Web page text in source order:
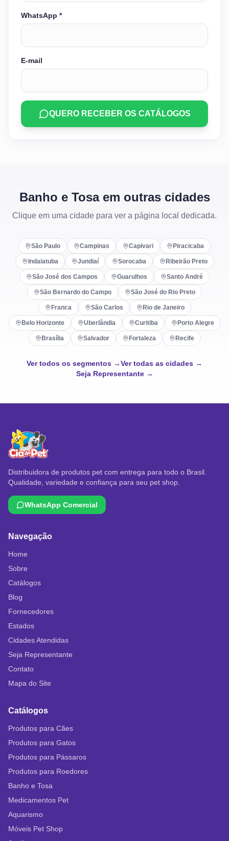
WhatsApp *
E-mail
QUERO RECEBER OS CATÁLOGOS
Banho e Tosa em outras cidades
Clique em uma cidade para ver a página local dedicada.
São Paulo Campinas Capivari Piracicaba
Indaiatuba Jundiaí Sorocaba Ribeirão Preto
São José dos Campos Guarulhos Santo André
São Bernardo do Campo São José do Rio Preto
Franca São Carlos Rio de Janeiro
Belo Horizonte Uberlândia Curitiba Porto Alegre
Brasília Salvador Fortaleza Recife
Ver todos os segmentos →Ver todas as cidades →
Seja Representante →
Distribuidora de produtos pet com entrega para todo o Brasil.
Qualidade, variedade e confiança para seu pet shop.
WhatsApp Comercial
Navegação
Home
Sobre
Catálogos
Blog
Fornecedores
Estados
Cidades Atendidas
Seja Representante
Contato
Mapa do Site
Catálogos
Produtos para Cães
Produtos para Gatos
Produtos para Pássaros
Produtos para Roedores
Banho e Tosa
Medicamentos Pet
Aquarismo
Móveis Pet Shop